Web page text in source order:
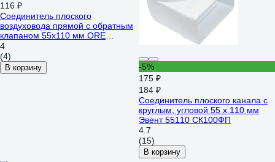
116 ₽
Соединитель плоского
воздуховода прямой с обратным
клапаном 55х110 мм ORE
4607122242347
4
(4)
В корзину
-5%
175 ₽
184 ₽
Соединитель плоского канала с
круглым, угловой 55 х 110 мм
Эвент 55110 СК100ФП
4.7
(15)
В корзину